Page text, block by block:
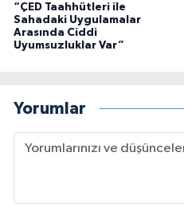
“ÇED Taahhütleri ile
Sahadaki Uygulamalar
Arasında Ciddi
Uyumsuzluklar Var”
Yorumlar